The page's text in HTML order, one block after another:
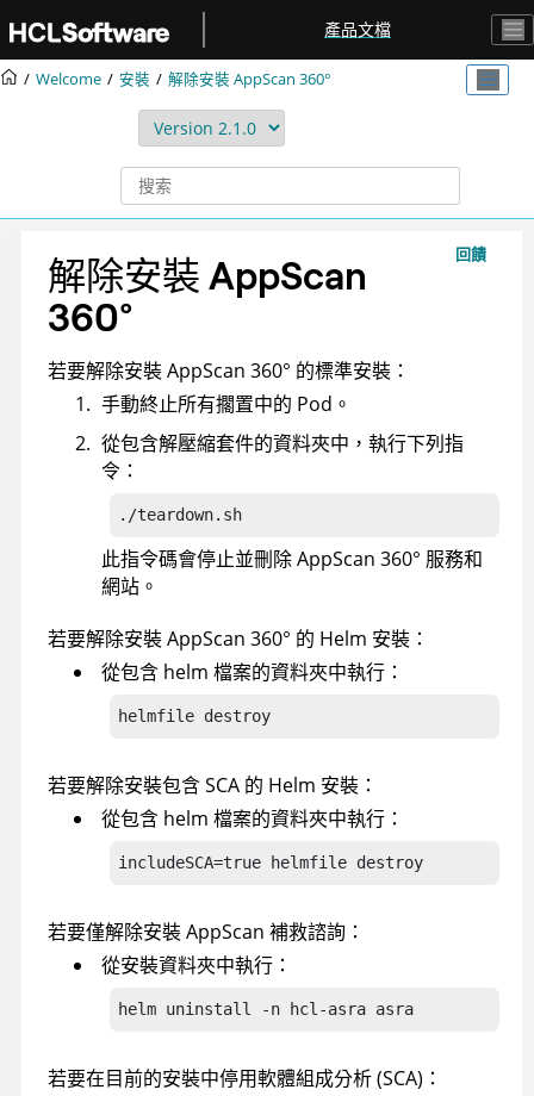
產品文檔
Welcome 安裝 解除安裝 AppScan 360°
回饋
解除安裝 AppScan
360°
若要解除安裝AppScan 360° 的標準安裝：
手動終止所有擱置中的 Pod。
從包含解壓縮套件的資料夾中，執行下列指
令：
./teardown.sh
此指令碼會停止並刪除AppScan 360° 服務和
網站。
若要解除安裝AppScan 360° 的 Helm 安裝：
從包含 helm 檔案的資料夾中執行：
helmfile destroy
若要解除安裝包含 SCA 的 Helm 安裝：
從包含 helm 檔案的資料夾中執行：
includeSCA=true helmfile destroy
若要僅解除安裝AppScan 補救諮詢 ：
從安裝資料夾中執行：
helm uninstall -n hcl-asra asra
若要在目前的安裝中停用軟體組成分析 (SCA)：